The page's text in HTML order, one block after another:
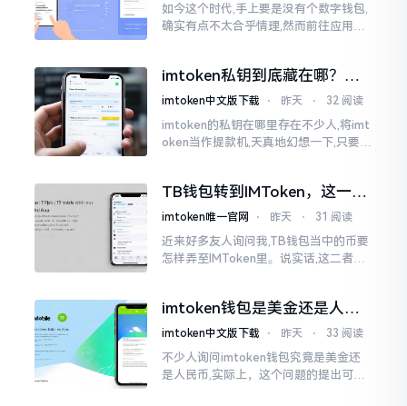
如今这个时代,手上要是没有个数字钱包,
确实有点不太合乎情理,然而前往应用商
似乎相似
imtoken私钥到底藏在哪？别
慌，找对地方才安心
imtoken中文版下载 ⋅ 昨天 ⋅ 32 阅读
imtoken的私钥在哪里存在不少人,将imt
oken当作提款机,天真地幻想一下,只要把
TB钱包转到IMToken，这一步
别走错
imtoken唯一官网 ⋅ 昨天 ⋅ 31 阅读
近来好多友人询问我,TB钱包当中的币要
怎样弄至IMToken里。说实话,这二者皆
就迷糊了
imtoken钱包是美金还是人民
币？其实它是个“多面手”
imtoken中文版下载 ⋅ 昨天 ⋅ 33 阅读
不少人询问imtoken钱包究竟是美金还
是人民币,实际上，这个问题的提出可谓